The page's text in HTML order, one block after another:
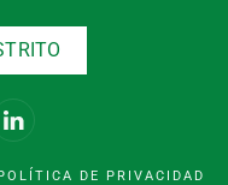
DE PRIVACIDAD